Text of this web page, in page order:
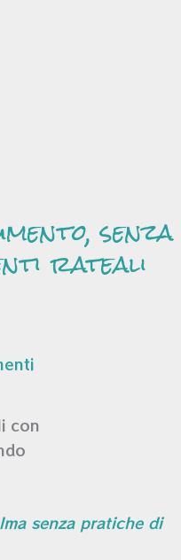
senza
rateali
con
senza pratiche di